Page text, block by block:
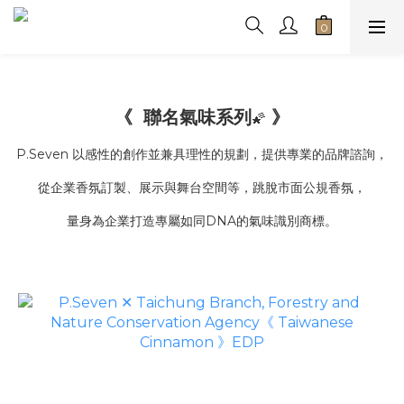
《 聯名氣味系列 🌠 》
P.Seven 以感性的創作並兼具理性的規劃，提供專業的品牌諮詢，
從企業香氛訂製、展示與舞台空間等，跳脫市面公規香氛，
量身為企業打造專屬如同DNA的氣味識別商標。